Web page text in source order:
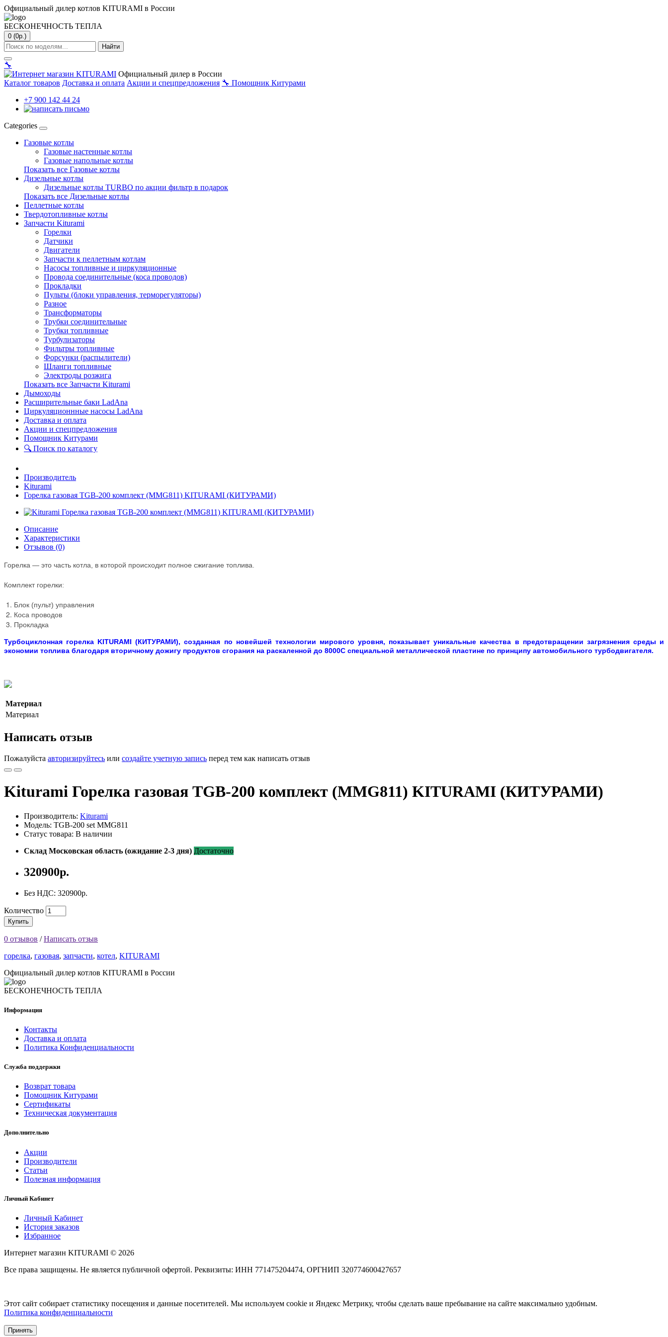
Официальный дилер котлов KITURAMI в России
БЕСКОНЕЧНОСТЬ ТЕПЛА
0 (0р.)
Найти
🔧
Официальный дилер в России
Каталог товаров Доставка и оплата Акции и спецпредложения 🔧 Помощник Китурами
+7 900 142 44 24
Categories
Газовые котлы
Газовые настенные котлы
Газовые напольные котлы
Показать все Газовые котлы
Дизельные котлы
Дизельные котлы TURBO по акции фильтр в подарок
Показать все Дизельные котлы
Пеллетные котлы
Твердотопливные котлы
Запчасти Kiturami
Горелки
Датчики
Двигатели
Запчасти к пеллетным котлам
Насосы топливные и циркуляционные
Провода соединительные (коса проводов)
Прокладки
Пульты (блоки управления, терморегуляторы)
Разное
Трансформаторы
Трубки соединительные
Трубки топливные
Турбулизаторы
Фильтры топливные
Форсунки (распылители)
Шланги топливные
Электроды розжига
Показать все Запчасти Kiturami
Дымоходы
Расширительные баки LadAna
Циркуляционнные насосы LadAna
Доставка и оплата
Акции и спецпредложения
Помощник Китурами
🔍 Поиск по каталогу
Производитель
Kiturami
Горелка газовая TGB-200 комплект (MMG811) KITURAMI (КИТУРАМИ)
Описание
Характеристики
Отзывов (0)
Горелка — это часть котла, в которой происходит полное сжигание топлива.
Комплект горелки:
Блок (пульт) управления
Коса проводов
Прокладка
Турбоциклонная горелка KITURAMI (КИТУРАМИ), созданная по новейшей технологии мирового уровня, показывает уникальные качества в предотвращении загрязнения среды и
экономии топлива благодаря вторичному дожигу продуктов сгорания на раскаленной до 8000С специальной металлической пластине по принципу автомобильного турбодвигателя.
Материал
Материал
Написать отзыв
Пожалуйста авторизируйтесь или создайте учетную запись перед тем как написать отзыв
Kiturami Горелка газовая TGB-200 комплект (MMG811) KITURAMI (КИТУРАМИ)
Производитель: Kiturami
Модель: TGB-200 set MMG811
Статус товара: В наличии
Склад Московская область (ожидание 2-3 дня) Достаточно
320900р.
Без НДС: 320900р.
Количество
Купить
0 отзывов /Написать отзыв
горелка, газовая, запчасти, котел, KITURAMI
Официальный дилер котлов KITURAMI в России
БЕСКОНЕЧНОСТЬ ТЕПЛА
Информация
Контакты
Доставка и оплата
Политика Конфиденциальности
Служба поддержки
Возврат товара
Помощник Китурами
Сертификаты
Техническая документация
Дополнительно
Акции
Производители
Статьи
Полезная информация
Личный Кабинет
Личный Кабинет
История заказов
Избранное
Интернет магазин KITURAMI © 2026
Все права защищены. Не является публичной офертой. Реквизиты: ИНН 771475204474, ОРГНИП 320774600427657
Этот сайт собирает статистику посещения и данные посетителей. Мы используем cookie и Яндекс Метрику, чтобы сделать ваше пребывание на сайте максимально удобным.
Политика конфиденциальности
Принять